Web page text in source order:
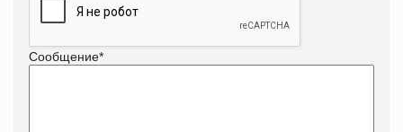
Сообщение*